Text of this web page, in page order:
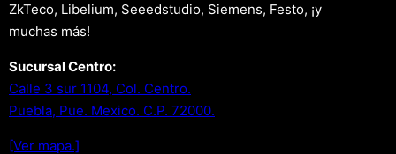
ZkTeco, Libelium, Seeedstudio, Siemens, Festo, ¡y
muchas más!
Sucursal Centro:
Calle 3 sur 1104, Col. Centro.
Puebla, Pue. Mexico. C.P. 72000.
[Ver mapa.]